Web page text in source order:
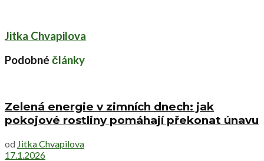
Jitka Chvapilova
Podobné články
Zelená energie v zimních dnech: jak
pokojové rostliny pomáhají překonat únavu
od Jitka Chvapilova
17.1.2026